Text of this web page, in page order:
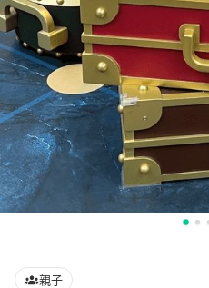
親子